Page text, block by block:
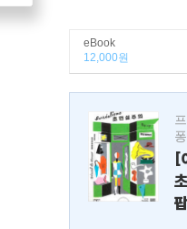
eBook
12,000원
[